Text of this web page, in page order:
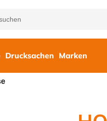
Drucksachen Marken